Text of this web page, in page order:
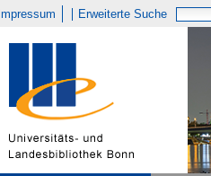
Impressum Erweiterte Suche